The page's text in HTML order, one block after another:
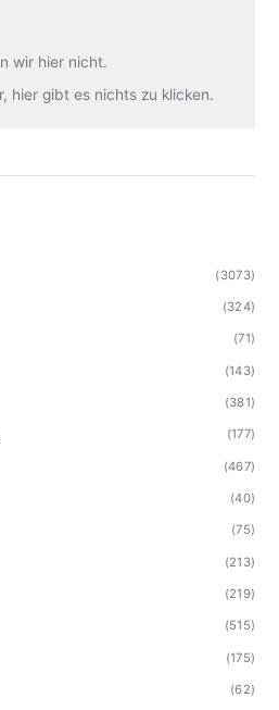
wir hier nicht.
hier gibt es nichts zu klicken.
(3073)
(324)
(71)
(143)
(381)
(177)
(467)
(40)
(75)
(213)
(219)
(515)
(175)
(62)